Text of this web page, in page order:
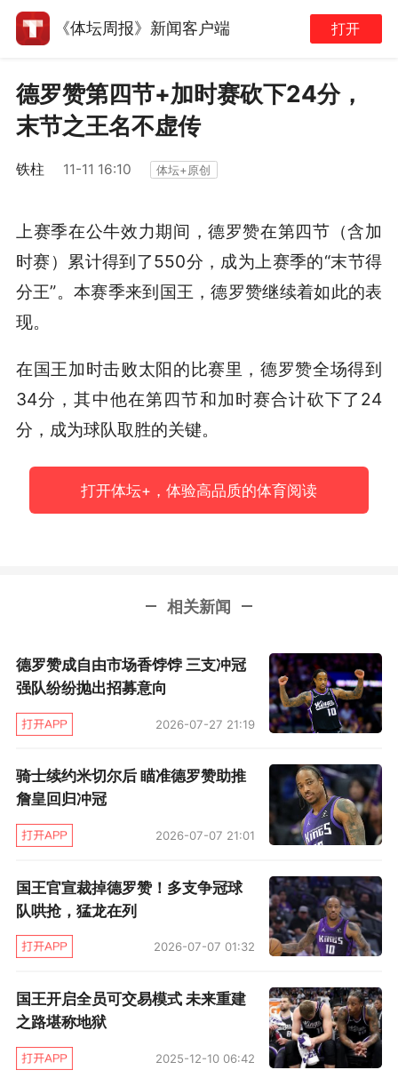
《体坛周报》新闻客户端 打开
德罗赞第四节+加时赛砍下24分，
末节之王名不虚传
铁柱 11-11 16:10 体坛+原创
上赛季在公牛效力期间，德罗赞在第四节（含加
时赛）累计得到了550分，成为上赛季的“末节得
分王”。本赛季来到国王，德罗赞继续着如此的表
现。
在国王加时击败太阳的比赛里，德罗赞全场得到
34分，其中他在第四节和加时赛合计砍下了24
分，成为球队取胜的关键。
打开体坛+，体验高品质的体育阅读
相关新闻
德罗赞成自由市场香饽饽 三支冲冠
强队纷纷抛出招募意向
2026-07-27 21:19
骑士续约米切尔后 瞄准德罗赞助推
詹皇回归冲冠
2026-07-07 21:01
国王官宣裁掉德罗赞！多支争冠球
队哄抢，猛龙在列
2026-07-07 01:32
国王开启全员可交易模式 未来重建
之路堪称地狱
2025-12-10 06:42